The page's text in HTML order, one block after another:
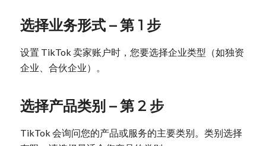
选择业务形式 – 第 1 步
设置 TikTok 卖家账户时，您要选择企业类型（如独资
企业、合伙企业）。
选择产品类别 – 第 2 步
TikTok 会询问您的产品或服务的主要类别。类别选择